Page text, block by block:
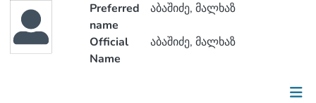
Preferred
name
აბაშიძე, მალხაზ
Official
Name
აბაშიძე, მალხაზ